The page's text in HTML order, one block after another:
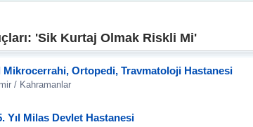
'Sik Kurtaj Olmak Riskli Mi'
Mikrocerrahi, Ortopedi, Travmatoloji Hastanesi
/ Kahramanlar
Yıl Milas Devlet Hastanesi